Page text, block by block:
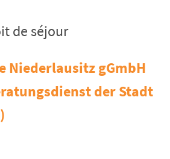
de séjour
Niederlausitz gGmbH
der Stadt